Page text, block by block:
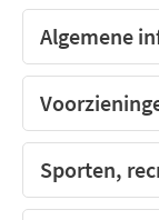
Algemene
Sporten,